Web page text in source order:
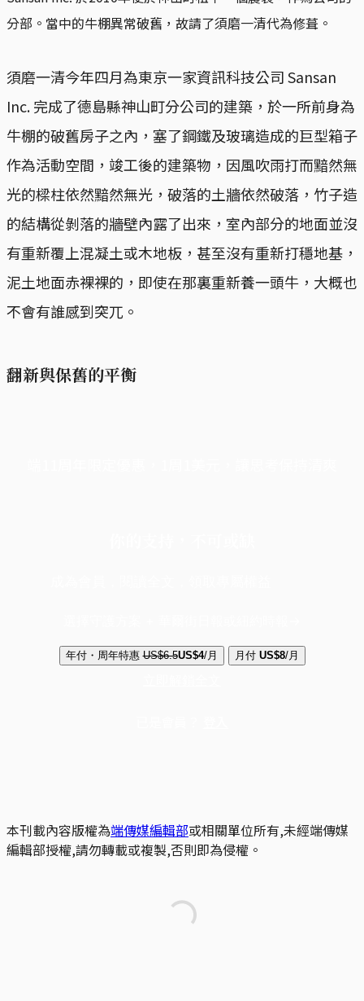
分部。當中的牛棚異常破舊，故請了須磨一清代為修葺。
須磨一清今年四月為東京一家資訊科技公司 Sansan
Inc. 完成了德島縣神山町分公司的建築，於一所前身為
牛棚的破舊房子之內，塞了鋼鐵及玻璃造成的巨型箱子
作為活動空間，竣工後的建築物，因風吹雨打而黯然無
光的樑柱依然黯然無光，破落的土牆依然破落，竹子造
的結構從剝落的牆壁內露了出來，室內部分的地面並沒
有重新覆上混凝土或木地板，甚至沒有重新打穩地基，
泥土地面赤裸裸的，即使在那裏重新養一頭牛，大概也
不會有誰感到突兀。
翻新與保舊的平衡
年付・周年特惠 US$6.5US$4/月 月付 US$8/月
本刊載內容版權為端傳媒編輯部或相關單位所有,未經端傳媒
編輯部授權,請勿轉載或複製,否則即為侵權。